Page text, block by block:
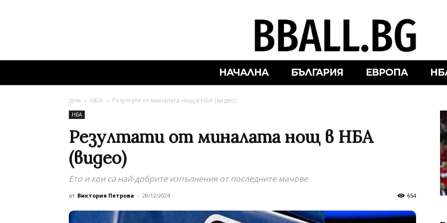
НАЧАЛНА БЪЛГАРИЯ ЕВРОПА
дом НБА Резултати от миналата нощ в НБА (видео)
НБА
Резултати от миналата нощ в НБА
(видео)
Ето и кои са най-добрите изпълнения от последните мачове
от Виктория Петрова - 28/12/2024 654